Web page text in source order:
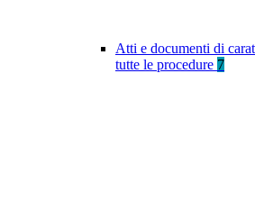
Atti e documenti di
tutte le procedure 7